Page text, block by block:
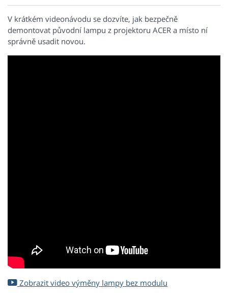
V krátkém videonávodu se dozvíte, jak bezpečně
demontovat původní lampu z projektoru ACER a místo ní
správně usadit novou.
Zobrazit video výměny lampy bez modulu